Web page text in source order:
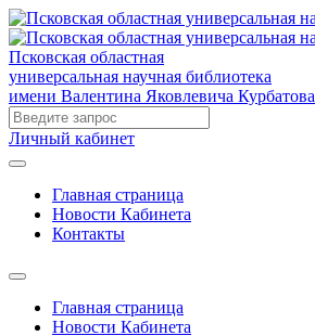
Псковская областная
универсальная научная библиотека
имени Валентина Яковлевича Курбатова
Личный кабинет
Главная страница
Новости Кабинета
Контакты
Главная страница
Новости Кабинета